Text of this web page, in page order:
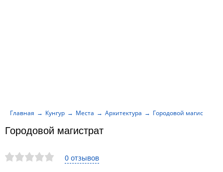
0 отзывов
Городовой магистрат
Главная Кунгур Места Архитектура Городовой магистрат